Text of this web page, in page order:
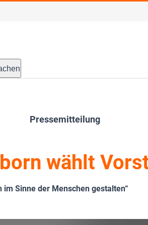
Pressemitteilung
wählt
Sinne der Menschen gestalten“